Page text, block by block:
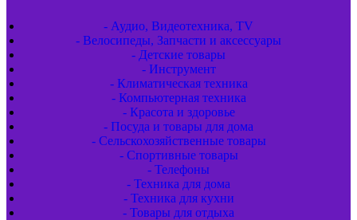
- Аудио, Видеотехника, TV
- Велосипеды, Запчасти и аксессуары
- Детские товары
- Инструмент
- Климатическая техника
- Компьютерная техника
- Красота и здоровье
- Посуда и товары для дома
- Сельскохозяйственные товары
- Спортивные товары
- Телефоны
- Техника для дома
- Техника для кухни
- Товары для отдыха